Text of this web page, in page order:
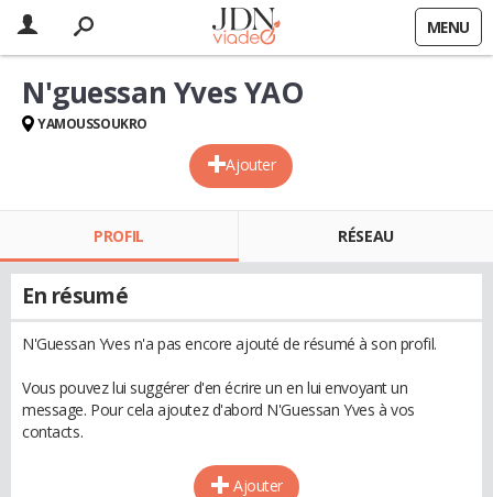
MENU
Ajouter
N'guessan Yves YAO
YAMOUSSOUKRO
PROFIL RÉSEAU
En résumé
N'Guessan Yves n'a pas encore ajouté de résumé à son profil.
Vous pouvez lui suggérer d'en écrire un en lui envoyant un
message. Pour cela ajoutez d'abord N'Guessan Yves à vos
contacts.
Ajouter